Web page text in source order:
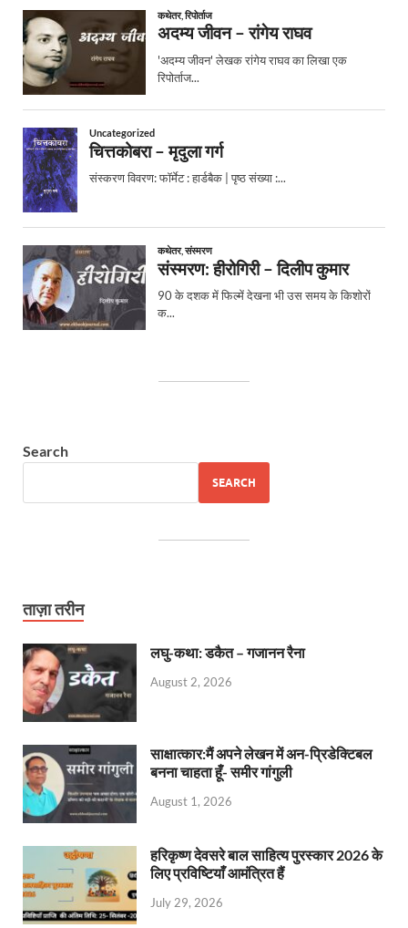
Search
SEARCH
ताज़ा तरीन
लघु-कथा: डकैत – गजानन रैना
August 2, 2026
साक्षात्कार:मैं अपने लेखन में अन-प्रिडेक्टिबल
बनना चाहता हूँ- समीर गांगुली
August 1, 2026
हरिकृष्ण देवसरे बाल साहित्य पुरस्कार 2026 के
लिए प्रविष्टियाँ आमंत्रित हैं
July 29, 2026